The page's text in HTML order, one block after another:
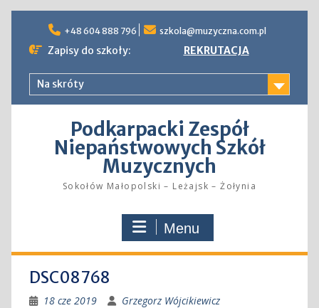
content
+48 604 888 796 szkola@muzyczna.com.pl
Zapisy do szkoły: REKRUTACJA
Na skróty
Podkarpacki Zespół
Niepaństwowych Szkół
Muzycznych
Sokołów Małopolski – Leżajsk – Żołynia
Menu
DSC08768
18 cze 2019 Grzegorz Wójcikiewicz